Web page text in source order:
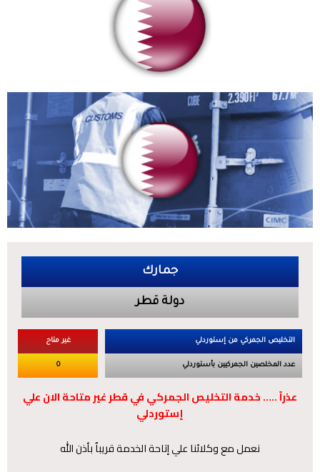
جمارك
دولة قطر
التخليص الجمركي من إستوردلي
عدد المخلصين الجمركيين بأستوردلي
غير متاح
0
عذراً ….. خدمة التخليص الجمركي في قطر غير متاحة الان علي
إستوردلي
نعمل مع وكلائنا علي إتاحة الخدمة قريباٌ بأذن الله